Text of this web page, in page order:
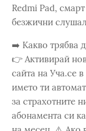
Redmi Pad,
безжични
➡️ Какво трябва
👉 Активирай
сайта на Уча.се
името ти
за страхотните
абонамента си